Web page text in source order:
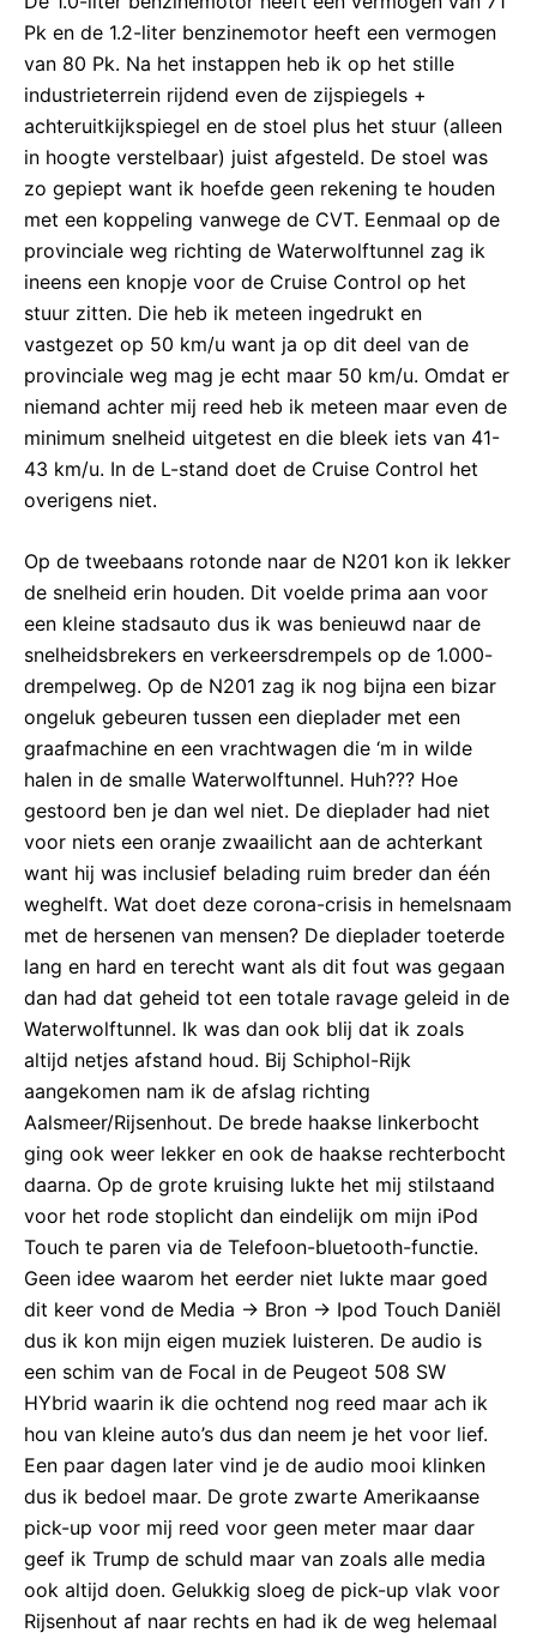
Pk en de 1.2-liter benzinemotor heeft een vermogen
van 80 Pk. Na het instappen heb ik op het stille
industrieterrein rijdend even de zijspiegels +
achteruitkijkspiegel en de stoel plus het stuur (alleen
in hoogte verstelbaar) juist afgesteld. De stoel was
zo gepiept want ik hoefde geen rekening te houden
met een koppeling vanwege de CVT. Eenmaal op de
provinciale weg richting de Waterwolftunnel zag ik
ineens een knopje voor de Cruise Control op het
stuur zitten. Die heb ik meteen ingedrukt en
vastgezet op 50 km/u want ja op dit deel van de
provinciale weg mag je echt maar 50 km/u. Omdat er
niemand achter mij reed heb ik meteen maar even de
minimum snelheid uitgetest en die bleek iets van 41-
43 km/u. In de L-stand doet de Cruise Control het
overigens niet.
Op de tweebaans rotonde naar de N201 kon ik lekker
de snelheid erin houden. Dit voelde prima aan voor
een kleine stadsauto dus ik was benieuwd naar de
snelheidsbrekers en verkeersdrempels op de 1.000-
drempelweg. Op de N201 zag ik nog bijna een bizar
ongeluk gebeuren tussen een dieplader met een
graafmachine en een vrachtwagen die ‘m in wilde
halen in de smalle Waterwolftunnel. Huh??? Hoe
gestoord ben je dan wel niet. De dieplader had niet
voor niets een oranje zwaailicht aan de achterkant
want hij was inclusief belading ruim breder dan één
weghelft. Wat doet deze corona-crisis in hemelsnaam
met de hersenen van mensen? De dieplader toeterde
lang en hard en terecht want als dit fout was gegaan
dan had dat geheid tot een totale ravage geleid in de
Waterwolftunnel. Ik was dan ook blij dat ik zoals
altijd netjes afstand houd. Bij Schiphol-Rijk
aangekomen nam ik de afslag richting
Aalsmeer/Rijsenhout. De brede haakse linkerbocht
ging ook weer lekker en ook de haakse rechterbocht
daarna. Op de grote kruising lukte het mij stilstaand
voor het rode stoplicht dan eindelijk om mijn iPod
Touch te paren via de Telefoon-bluetooth-functie.
Geen idee waarom het eerder niet lukte maar goed
dit keer vond de Media -> Bron -> Ipod Touch Daniël
dus ik kon mijn eigen muziek luisteren. De audio is
een schim van de Focal in de Peugeot 508 SW
HYbrid waarin ik die ochtend nog reed maar ach ik
hou van kleine auto’s dus dan neem je het voor lief.
Een paar dagen later vind je de audio mooi klinken
dus ik bedoel maar. De grote zwarte Amerikaanse
pick-up voor mij reed voor geen meter maar daar
geef ik Trump de schuld maar van zoals alle media
ook altijd doen. Gelukkig sloeg de pick-up vlak voor
Rijsenhout af naar rechts en had ik de weg helemaal